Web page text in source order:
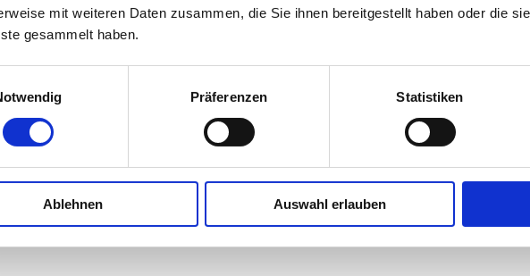
mit weiteren Daten zusammen, die Sie ihnen bereitgestellt haben oder die
gesammelt haben.
Präferenzen Statistiken
Ablehnen Auswahl erlauben